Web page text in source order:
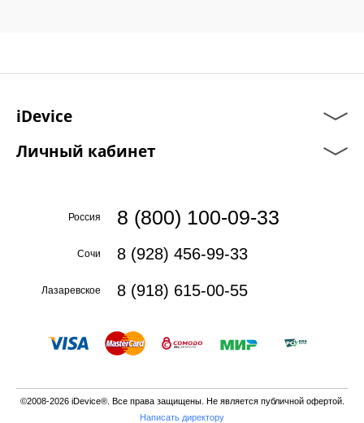
iDevice
Личный кабинет
Россия 8 (800) 100-09-33
Сочи 8 (928) 456-99-33
Лазаревское 8 (918) 615-00-55
©2008-2026 iDevice®. Все права защищены. Не является публичной офертой.
Написать директору